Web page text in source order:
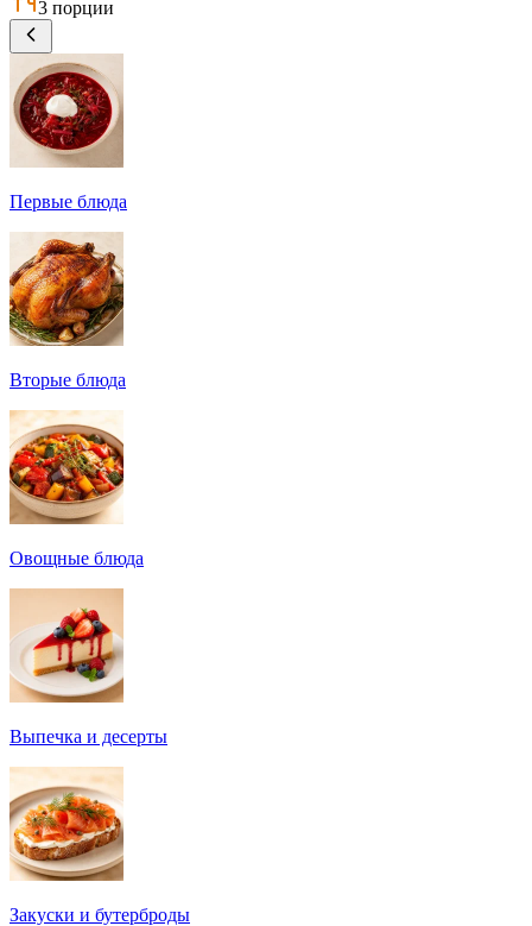
3 порции
Первые блюда
Вторые блюда
Овощные блюда
Выпечка и десерты
Закуски и бутерброды